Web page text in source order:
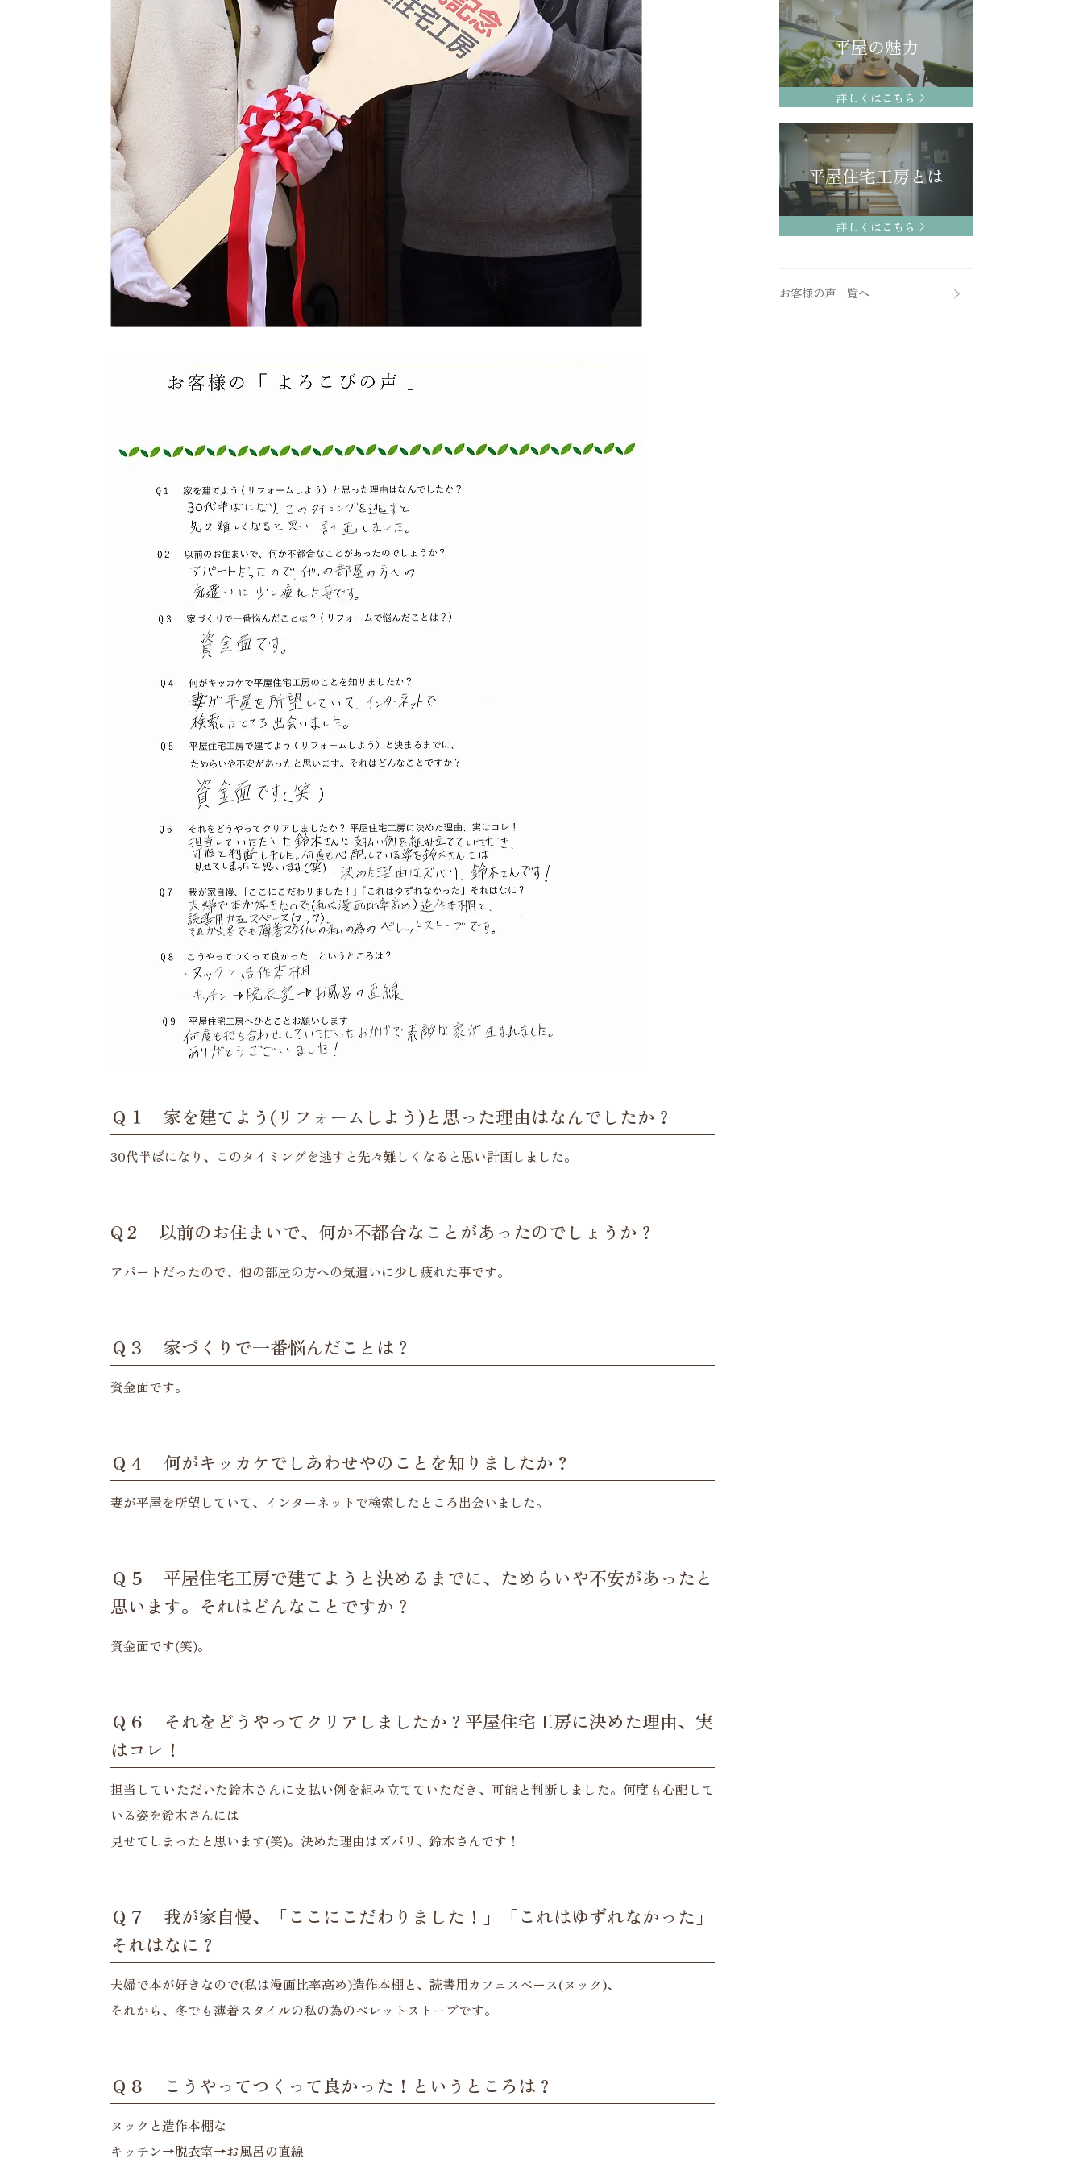
Ｑ１ 家を建てよう(リフォームしよう)と思った理由はなんでしたか？
30代半ばになり、このタイミングを逃すと先々難しくなると思い計画しました。
Q２ 以前のお住まいで、何か不都合なことがあったのでしょうか？
アパートだったので、他の部屋の方への気遣いに少し疲れた事です。
Ｑ３ 家づくりで一番悩んだことは？
資金面です。
Ｑ４ 何がキッカケでしあわせやのことを知りましたか？
妻が平屋を所望していて、インターネットで検索したところ出会いました。
Ｑ５ 平屋住宅工房で建てようと決めるまでに、ためらいや不安があったと
思います。それはどんなことですか？
資金面です(笑)。
Ｑ６ それをどうやってクリアしましたか？平屋住宅工房に決めた理由、実
はコレ！
担当していただいた鈴木さんに支払い例を組み立てていただき、可能と判断しました。何度も心配して
いる姿を鈴木さんには
見せてしまったと思います(笑)。決めた理由はズバリ、鈴木さんです！
Ｑ７ 我が家自慢、「ここにこだわりました！」「これはゆずれなかった」
それはなに？
夫婦で本が好きなので(私は漫画比率高め)造作本棚と、読書用カフェスペース(ヌック)、
それから、冬でも薄着スタイルの私の為のペレットストーブです。
Ｑ８ こうやってつくって良かった！というところは？
ヌックと造作本棚な
キッチン→脱衣室→お風呂の直線
平屋の魅力
詳しくはこちら
平屋住宅工房とは
詳しくはこちら
お客様の声一覧へ